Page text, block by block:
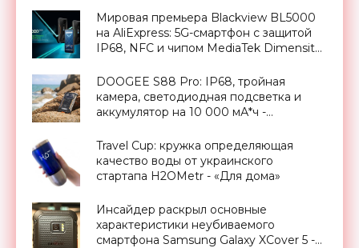
$500 - «Смартфоны»
Мировая премьера Blackview BL5000
на AliExpress: 5G-смартфон с защитой
IP68, NFC и чипом MediaTek Dimensity
DOOGEE S88 Pro: IP68, тройная
камера, светодиодная подсветка и
аккумулятор на 10 000 мА*ч -
Travel Cup: кружка определяющая
качество воды от украинского
стартапа H2OMetr - «Для дома»
Инсайдер раскрыл основные
характеристики неубиваемого
смартфона Samsung Galaxy XCover 5 -